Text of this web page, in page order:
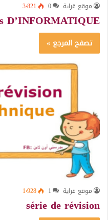
موقع قراية 0 3٬821
D’INFORMATIQUE
تصفح المرجع »
موقع قراية 1 1٬928
série de révision